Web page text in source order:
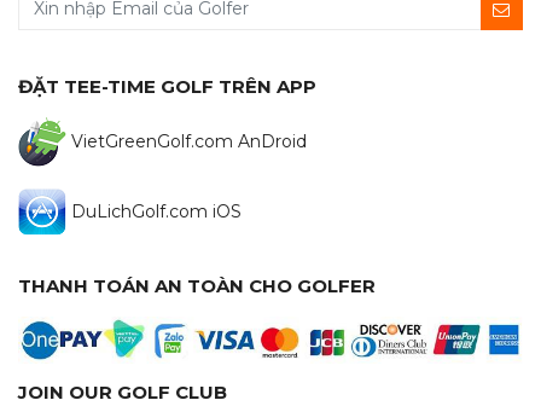
ĐẶT TEE-TIME GOLF TRÊN APP
VietGreenGolf.com AnDroid
DuLichGolf.com iOS
THANH TOÁN AN TOÀN CHO GOLFER
JOIN OUR GOLF CLUB